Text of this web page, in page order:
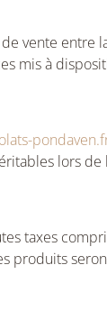
vente
mis à
lors
taxes
produits